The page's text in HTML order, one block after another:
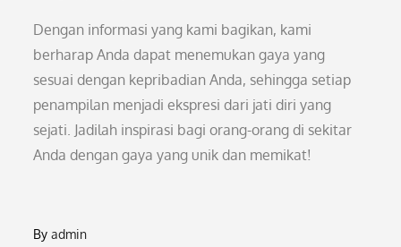
Dengan informasi yang kami bagikan, kami
berharap Anda dapat menemukan gaya yang
sesuai dengan kepribadian Anda, sehingga setiap
penampilan menjadi ekspresi dari jati diri yang
sejati. Jadilah inspirasi bagi orang-orang di sekitar
Anda dengan gaya yang unik dan memikat!
Byadmin